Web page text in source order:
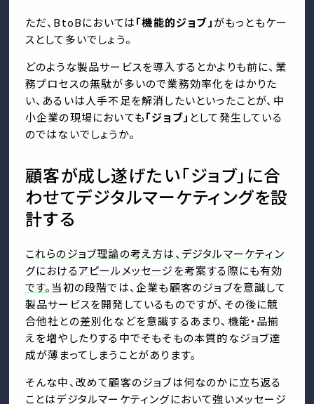
ただ、BtoBにおいては「機能的ジョブ」がもっともケー
スとして多いでしょう。
どのような製品サービスを導入するとかよりも前に、業
務プロセスの無駄が多いので業務効率化をはかりた
い、あるいは人手不足を解消したいといったことが、中
小企業の現場においても「ジョブ」 として発生している
のではないでしょうか。
顧客が成し遂げたい「ジョブ」に合
わせてデジタルマーケティングを設
計する
これらのジョブ理論の考え方は、デジタルマーケティン
グにおけるアピールメッセージを考案する際にも有効
です。 当初の段階では、企業も顧客のジョブを意識して
製品サービスを開発しているものですが、その後に競
合他社との差別化などを意識するあまり、機能・品揃
えを増やしたりする中でそもそもの本質的なジョブ達
成が薄まってしまうことがあります。
そんな中、改めて顧客のジョブは何なのかに立ち返る
ことはデジタルマーケティングにおいて強いメッセージ